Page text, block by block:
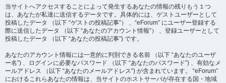
当サイトへアクセスすることによって発生するあなたの情報の残りもう１つ
は、あなたが私達に送信するデータです。具体的には、ゲストユーザーとして
投稿したデータ （以下 “ゲストの投稿記事”） 、“eForum” にユーザー登録する
際に送信したデータ （以下 “あなたのアカウント情報”） 、登録ユーザーとして
投稿したデータ （以下 “あなたの投稿記事”) です。
あなたのアカウント情報には一意的に判別できる名前 （以下 “あなたのユーザ
ー名”) 、ログインに必要なパスワード （以下 “あなたのパスワード”) 、有効なメ
ールアドレス （以下 “あなたのメールアドレス”) が含まれています。 “eForum”
におけるこれらあなたの情報は、当サイトのホストサーバが存在する国・地域